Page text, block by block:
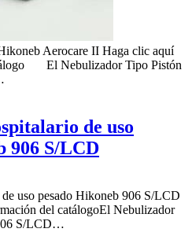
Aerocare II Haga clic aquí
El Nebulizador Tipo Pistón
de uso
906 S/LCD
uso pesado Hikoneb 906 S/LCD
del catálogoEl Nebulizador
S/LCD…